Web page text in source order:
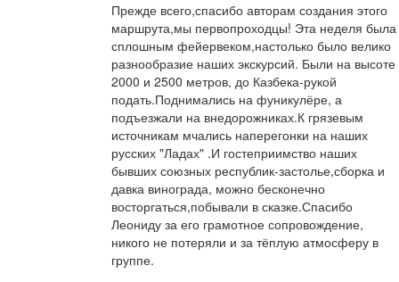
Прежде всего,спасибо авторам создания этого
маршрута,мы первопроходцы! Эта неделя была
сплошным фейервеком,настолько было велико
разнообразие наших экскурсий. Были на высоте
2000 и 2500 метров, до Казбека-рукой
подать.Поднимались на фуникулёре, а
подъезжали на внедорожниках.К грязевым
источникам мчались наперегонки на наших
русских "Ладах" .И гостеприимство наших
бывших союзных республик-застолье,сборка и
давка винограда, можно бесконечно
восторгаться,побывали в сказке.Спасибо
Леониду за его грамотное сопровождение,
никого не потеряли и за тёплую атмосферу в
группе.